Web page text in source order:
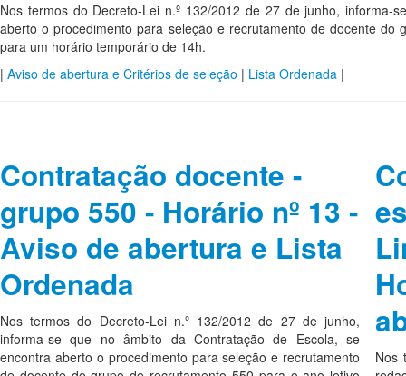
Nos termos do Decreto-Lei n.º 132/2012 de 27 de junho,
aberto o procedimento para seleção e recrutamento de docente
para um horário temporário de 14h.
| Aviso de abertura e Critérios de seleção | Lista Ordenada |
Contratação docente -
grupo 550 - Horário nº 13 -
Aviso de abertura e Lista
Ordenada
Nos termos do Decreto-Lei n.º 132/2012 de 27 de junho,
informa-se que no âmbito da Contratação de Escola, se
encontra aberto o procedimento para seleção e recrutamento
Nos